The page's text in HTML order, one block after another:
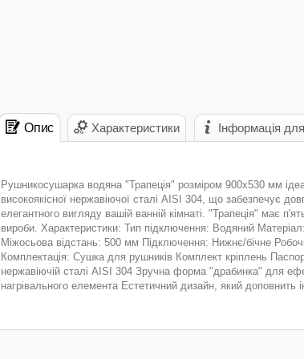
Опис Характеристики Інформація
Рушникосушарка водяна "Трапеція" розміром 900х530 мм
високоякісної нержавіючої сталі AISI 304, що забезпечує
елегантного вигляду вашій ванній кімнаті. "Трапеція" має
вироби. Характеристики: Тип підключення: Водяний
Міжосьова відстань: 500 мм Підключення: Нижнє/бічне
Комплектація: Сушка для рушників Комплект кріплень
нержавіючій сталі AISI 304 Зручна форма "драбинка" для
нагрівального елемента Естетичний дизайн, який доповнить